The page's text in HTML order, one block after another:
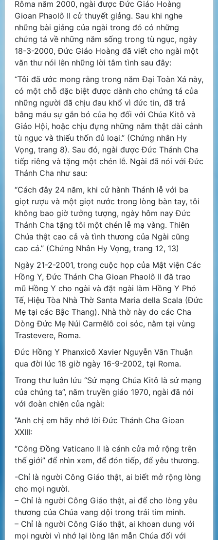
Rôma năm 2000, ngài được Đức Giáo Hoàng
Gioan Phaolô II cử thuyết giảng. Sau khi nghe
những bài giảng của ngài trong đó có những
chứng tá về những năm sống trong tù ngục, ngày
18-3-2000, Đức Giáo Hoàng đã viết cho ngài một
văn thư nói lên những lời tâm tình sau đây:
“Tôi đã ước mong rằng trong năm Đại Toàn Xá này,
có một chỗ đặc biệt được dành cho chứng tá của
những người đã chịu đau khổ vì đức tin, đã trả
bằng máu sự gắn bó của họ đối với Chúa Kitô và
Giáo Hội, hoặc chịu đựng những năm thật dài cảnh
tù ngục và thiếu thốn đủ loại.” (Chứng nhân Hy
Vọng, trang 8). Sau đó, ngài được Đức Thánh Cha
tiếp riêng và tặng một chén lễ. Ngài đã nói với Đức
Thánh Cha như sau:
“Cách đây 24 năm, khi cử hành Thánh lễ với ba
giọt rượu và một giọt nước trong lòng bàn tay, tôi
không bao giờ tưởng tượng, ngày hôm nay Đức
Thánh Cha tặng tôi một chén lễ mạ vàng. Thiên
Chúa thật cao cả và tình thương của Ngài cũng
cao cả.” (Chứng Nhân Hy Vọng, trang 12, 13)
Ngày 21-2-2001, trong cuộc họp của Mật viện Các
Hồng Y, Đức Thánh Cha Gioan Phaolô II đã trao
mũ Hồng Y cho ngài và đặt ngài làm Hồng Y Phó
Tế, Hiệu Tòa Nhà Thờ Santa Maria della Scala (Đức
Mẹ tại các Bậc Thang). Nhà thờ này do các Cha
Dòng Đức Mẹ Núi Carmêlô coi sóc, nằm tại vùng
Trastevere, Roma.
Đức Hồng Y Phanxicô Xavier Nguyễn Văn Thuận
qua đời lúc 18 giờ ngày 16-9-2002, tại Roma.
Trong thư luân lứu “Sứ mạng Chúa Kitô là sứ mạng
của chúng ta”, năm truyền giáo 1970, ngài đã nói
với đoàn chiên của ngài:
”Anh chị em hãy nhớ lời Đức Thánh Cha Gioan
XXIII:
“Công Đồng Vaticano II là cánh cửa mở rộng trên
thế giới” để nhìn xem, để đón tiếp, để yêu thương.
-Chỉ là người Công Giáo thật, ai biết mở rộng lòng
cho mọi người.
– Chỉ là người Công Giáo thật, ai để cho lòng yêu
thương của Chúa vang dội trong trái tim mình.
– Chỉ là người Công Giáo thật, ai khoan dung với
mọi người vì nhớ lại lòng lân mẫn Chúa đối với